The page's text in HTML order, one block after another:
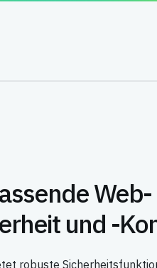
Web-
und -
robuste